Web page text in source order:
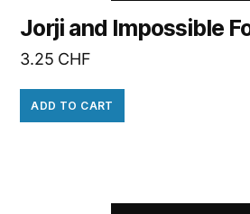
Jorji and Impossible
3.25 CHF
ADD TO CART